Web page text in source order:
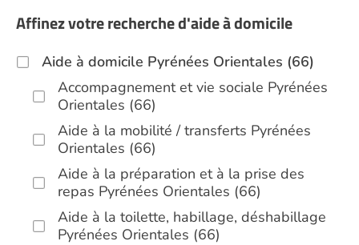
Affinez votre recherche d'aide à domicile
Aide à domicile Pyrénées Orientales (66)
Accompagnement et vie sociale Pyrénées
Orientales (66)
Aide à la mobilité / transferts Pyrénées
Orientales (66)
Aide à la préparation et à la prise des
repas Pyrénées Orientales (66)
Aide à la toilette, habillage, déshabillage
Pyrénées Orientales (66)